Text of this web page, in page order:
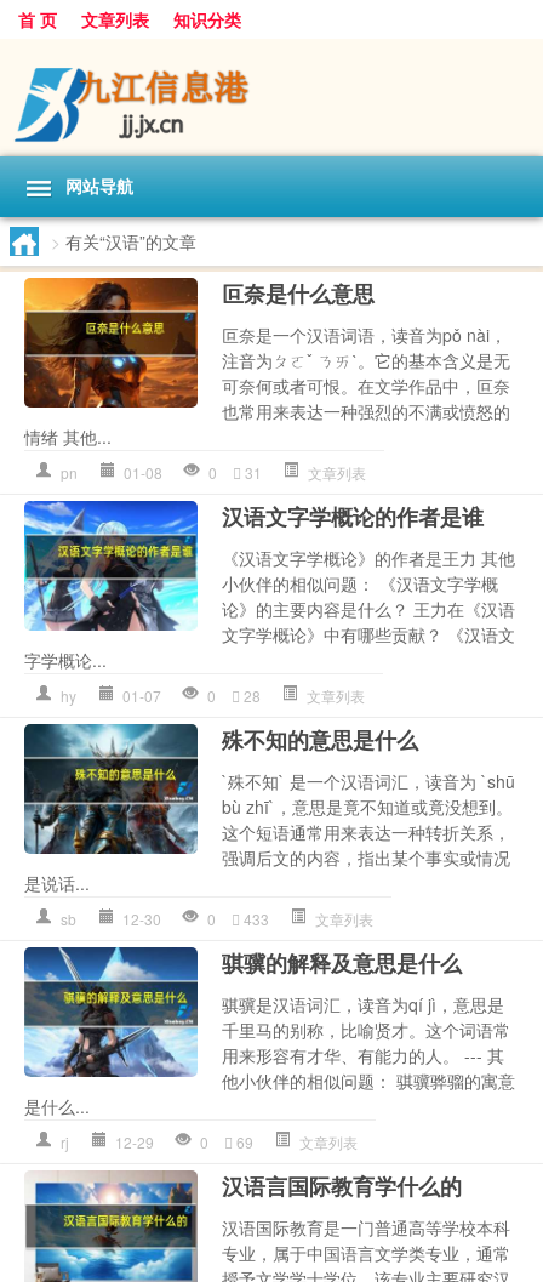
首 页 文章列表 知识分类
网站导航
> 有关“汉语”的文章
叵奈是什么意思
叵奈是一个汉语词语，读音为pǒ nài，
注音为ㄆㄛˇ ㄋㄞˋ。它的基本含义是无
可奈何或者可恨。在文学作品中，叵奈
也常用来表达一种强烈的不满或愤怒的
情绪 其他...
pn 01-08 0 31 文章列表
汉语文字学概论的作者是谁
《汉语文字学概论》的作者是王力 其他
小伙伴的相似问题： 《汉语文字学概
论》的主要内容是什么？ 王力在《汉语
文字学概论》中有哪些贡献？ 《汉语文
字学概论...
hy 01-07 0 28 文章列表
殊不知的意思是什么
`殊不知` 是一个汉语词汇，读音为 `shū
bù zhī`，意思是竟不知道或竟没想到。
这个短语通常用来表达一种转折关系，
强调后文的内容，指出某个事实或情况
是说话...
sb 12-30 0 433 文章列表
骐骥的解释及意思是什么
骐骥是汉语词汇，读音为qí jì，意思是
千里马的别称，比喻贤才。这个词语常
用来形容有才华、有能力的人。 --- 其
他小伙伴的相似问题： 骐骥骅骝的寓意
是什么...
rj 12-29 0 69 文章列表
汉语言国际教育学什么的
汉语国际教育是一门普通高等学校本科
专业，属于中国语言文学类专业，通常